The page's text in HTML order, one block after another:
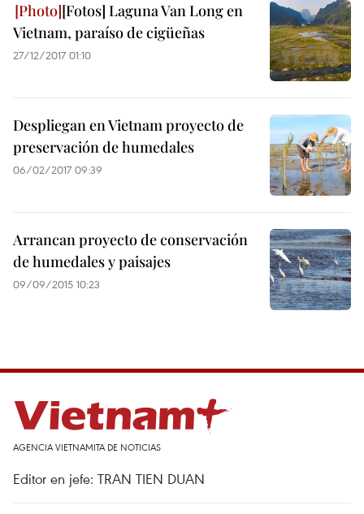
[Fotos] Laguna Van Long en
Vietnam, paraíso de cigüeñas
27/12/2017 01:10
Despliegan en Vietnam proyecto de
preservación de humedales
06/02/2017 09:39
Arrancan proyecto de conservación
de humedales y paisajes
09/09/2015 10:23
AGENCIA VIETNAMITA DE NOTICIAS
Editor en jefe: TRAN TIEN DUAN